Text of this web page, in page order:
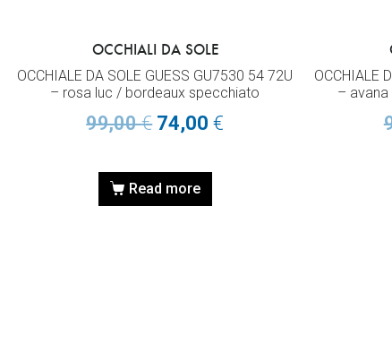
OCCHIALI DA SOLE
OCCHIALE DA SOLE GUESS GU7530 54 72U
– rosa luc / bordeaux specchiato
99,00€ 74,00€
Read more
OCCHIALE
–